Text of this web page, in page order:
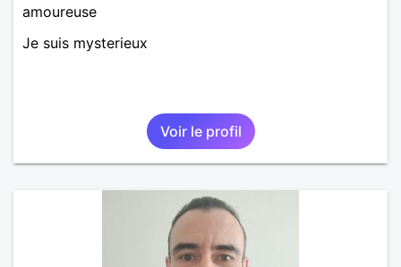
amoureuse
Je suis mysterieux
Voir le profil